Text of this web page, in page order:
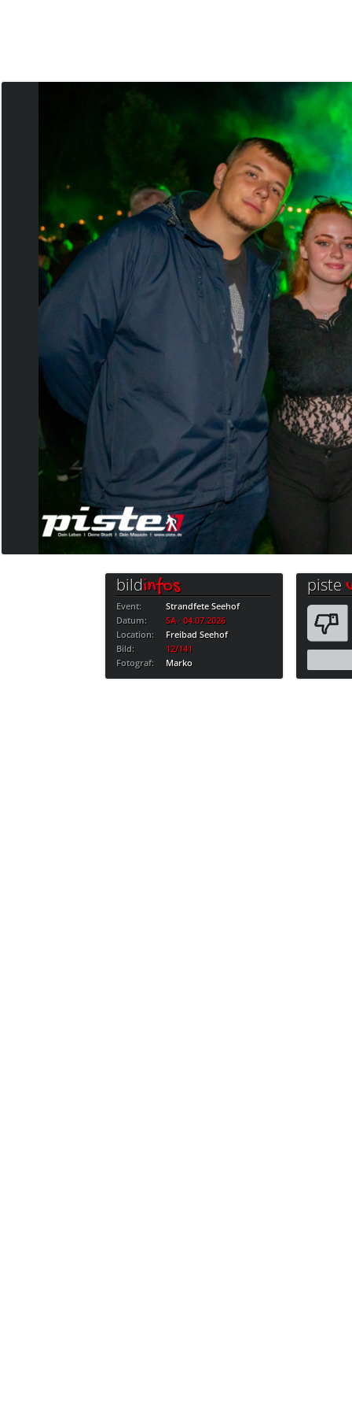
bildinfos
Event:
Strandfete Seehof
Datum:
SA · 04.07.2026
Location:
Freibad Seehof
Bild:
12/141
Fotograf:
Marko
piste